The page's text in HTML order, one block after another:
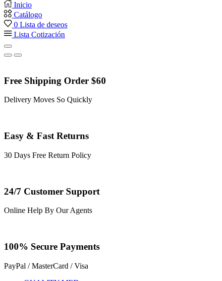
Inicio
Catálogo
0 Lista de deseos
Lista Cotización
Free Shipping Order $60
Delivery Moves So Quickly
Easy & Fast Returns
30 Days Free Return Policy
24/7 Customer Support
Online Help By Our Agents
100% Secure Payments
PayPal / MasterCard / Visa